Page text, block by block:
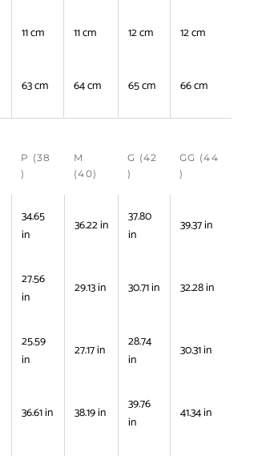
11 cm 11 cm 12 cm 12 cm
63 cm 64 cm 65 cm 66 cm
P (38
)
M
(40)
G (42
)
GG (44
)
34.65
in
36.22 in
37.80
in
39.37 in
27.56
in
29.13 in 30.71 in 32.28 in
25.59
in
27.17 in
28.74
in
30.31 in
36.61 in 38.19 in
39.76
in
41.34 in